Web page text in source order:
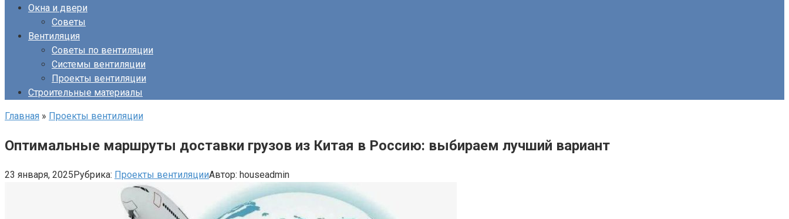
Окна и двери
Советы
Вентиляция
Советы по вентиляции
Системы вентиляции
Проекты вентиляции
Строительные материалы
Главная » Проекты вентиляции
Оптимальные маршруты доставки грузов из Китая в Россию: выбираем лучший вариант
23 января, 2025Рубрика: Проекты вентиляцииАвтор: houseadmin